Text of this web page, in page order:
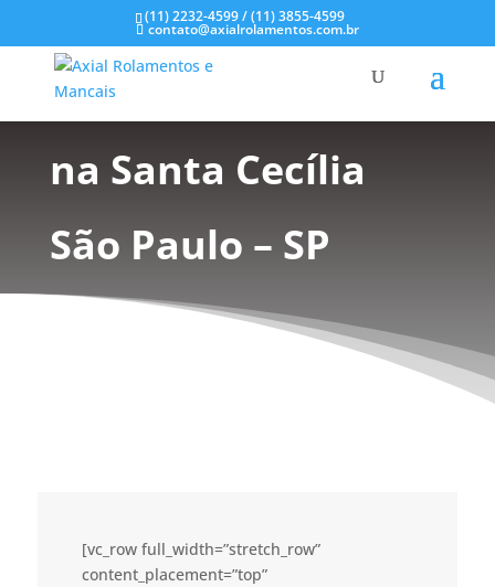
(11) 2232-4599 / (11) 3855-4599
contato@axialrolamentos.com.br
Mancal tipo Flange
na Santa Cecília
São Paulo – SP
[vc_row full_width=”stretch_row”
content_placement=”top”